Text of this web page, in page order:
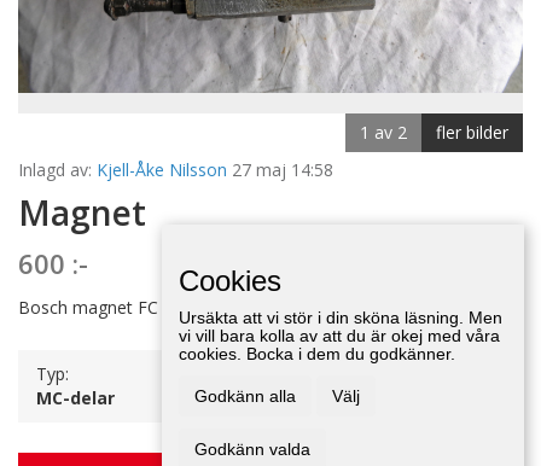
fler bilder
1 av 2
Inlagd av: Kjell-Åke Nilsson 27 maj 14:58
Magnet
600 :-
Bosch magnet FC 1 Enclinder högergående, komplett + frakt.
Typ:
MC-delar
Cookies
Ursäkta att vi stör i din sköna läsning. Men
vi vill bara kolla av att du är okej med våra
cookies. Bocka i dem du godkänner.
Godkänn alla Välj
Godkänn valda